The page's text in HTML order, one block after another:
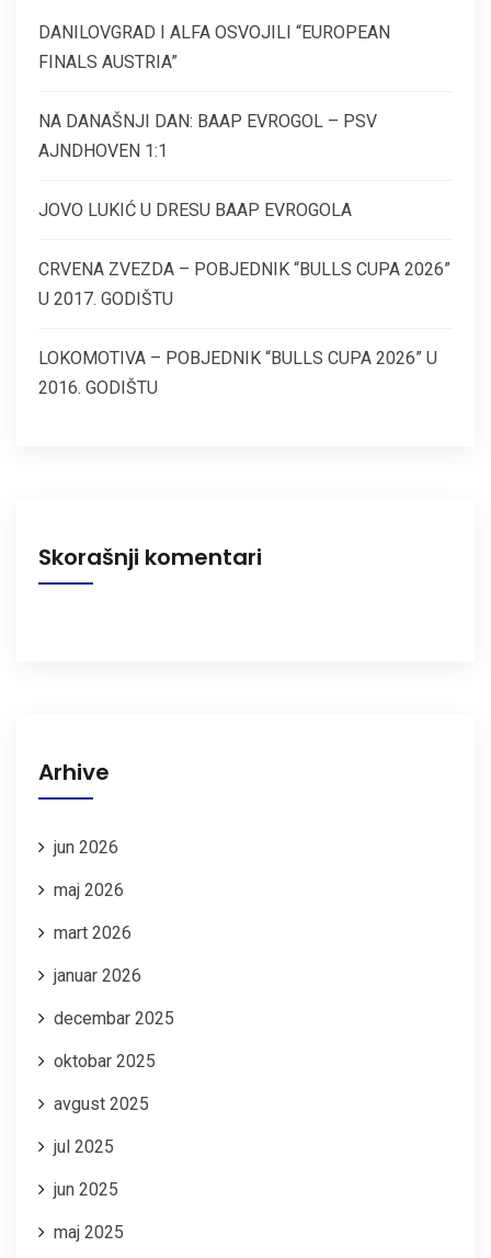
DANILOVGRAD I ALFA OSVOJILI “EUROPEAN
FINALS AUSTRIA”
NA DANAŠNJI DAN: BAAP EVROGOL – PSV
AJNDHOVEN 1:1
JOVO LUKIĆ U DRESU BAAP EVROGOLA
CRVENA ZVEZDA – POBJEDNIK “BULLS CUPA 2026”
U 2017. GODIŠTU
LOKOMOTIVA – POBJEDNIK “BULLS CUPA 2026” U
2016. GODIŠTU
Skorašnji komentari
Arhive
jun 2026
maj 2026
mart 2026
januar 2026
decembar 2025
oktobar 2025
avgust 2025
jul 2025
jun 2025
maj 2025